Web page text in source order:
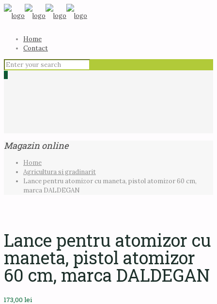
Home
Contact
0
Magazin online
Home
Agricultura si gradinarit
Lance pentru atomizor cu maneta, pistol atomizor 60 cm,
marca DALDEGAN
Lance pentru atomizor cu
maneta, pistol atomizor
60 cm, marca DALDEGAN
173,00 lei